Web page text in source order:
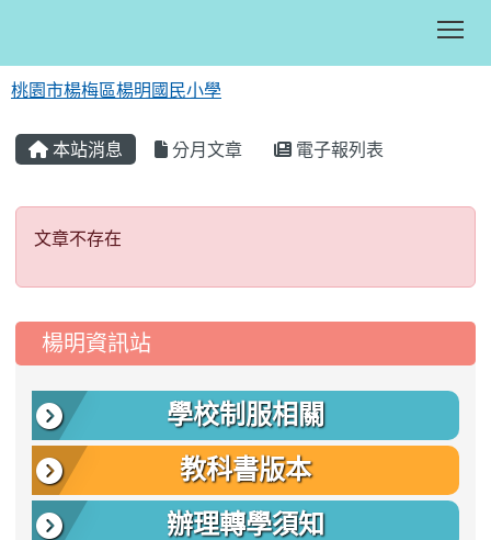
桃園市楊梅區楊明國民小學
本站消息 分月文章 電子報列表
文章不存在
文章不存在
::: 楊明資訊站
學校制服相關
教科書版本
辦理轉學須知